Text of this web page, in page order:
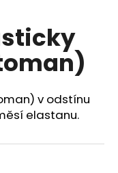
v odstínu
elastanu.